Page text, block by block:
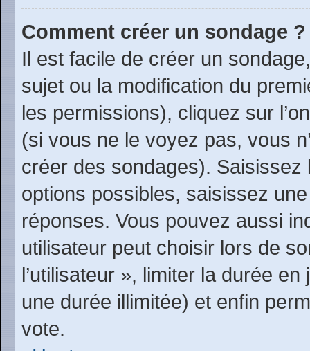
Comment créer un sondage ?
Il est facile de créer un
sujet ou la modification du
les permissions), cliquez sur
(si vous ne le voyez pas, vous
créer des sondages).
options possibles, saisissez
réponses. Vous pouvez aussi
utilisateur peut choisir lors de
l’utilisateur », limiter la durée
une durée illimitée) et enfin
vote.